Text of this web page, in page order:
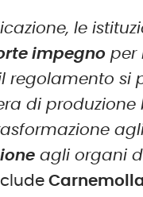
le
impegno per
regolamento si
di
agli organi